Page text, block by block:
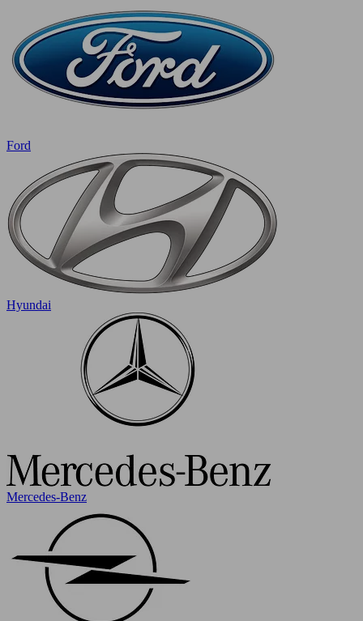
Ford
Hyundai
Mercedes-Benz